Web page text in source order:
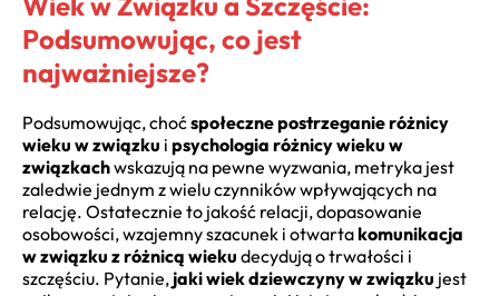
Podsumowując, co jest
najważniejsze?
Podsumowując, choćspołeczne postrzeganie różnicy
wieku w związku i psychologia różnicy wieku w
związkachwskazują na pewne wyzwania, metryka jest
zaledwie jednym z wielu czynników wpływających na
relację. Ostatecznie to jakość relacji, dopasowanie
osobowości, wzajemny szacunek i otwartakomunikacja
w związku z różnicą wieku decydują o trwałości i
szczęściu. Pytanie, jaki wiek dziewczyny w związku jest